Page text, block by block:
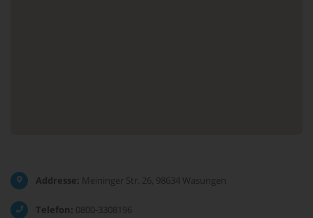
Addresse: Meininger Str. 26, 98634 Wasungen
Telefon: 0800-3308196